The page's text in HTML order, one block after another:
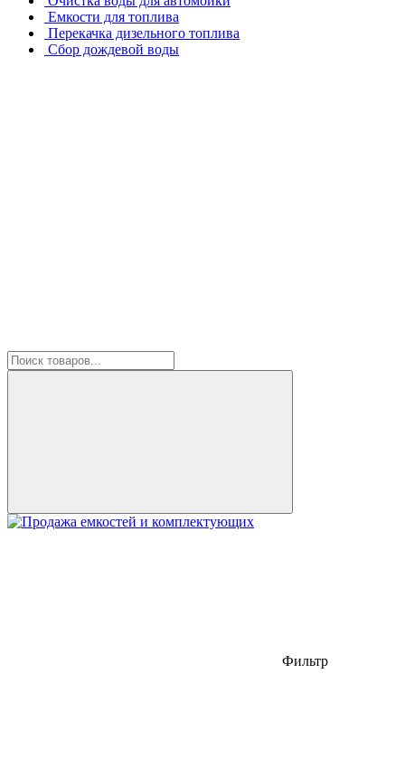
Емкости для топлива
Перекачка дизельного топлива
Сбор дождевой воды
Фильтр